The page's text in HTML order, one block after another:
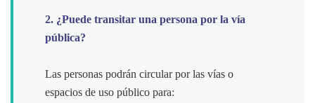
2. ¿Puede transitar una persona por la vía
pública?
Las personas podrán circular por las vías o
espacios de uso público para: